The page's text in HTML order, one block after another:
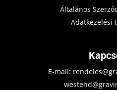
Általános
Adatkezelési
E-mail: